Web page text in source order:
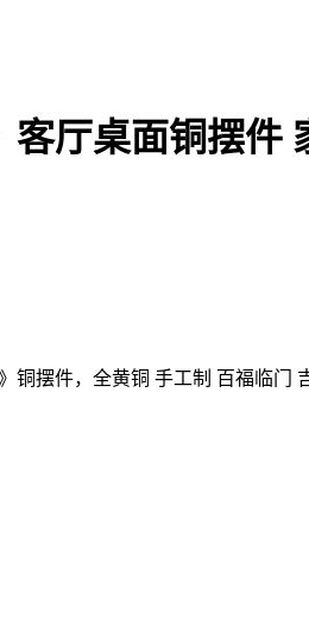
客厅桌面铜摆件
铜摆件，全黄铜 手工制 百福临门